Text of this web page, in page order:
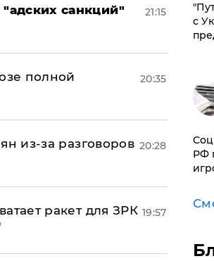
санкций"
21:15
полной
20:35
из-за разговоров 20:28
ракет для ЗРК 19:57
с
РФ